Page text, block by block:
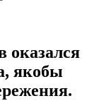
оказался
якобы